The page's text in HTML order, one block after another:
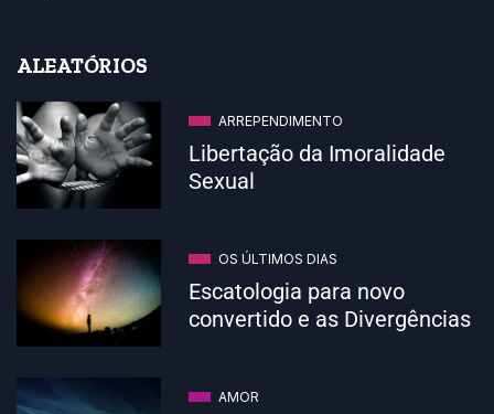
ALEATÓRIOS
ARREPENDIMENTO
Libertação da Imoralidade
Sexual
OS ÚLTIMOS DIAS
Escatologia para novo
convertido e as Divergências
AMOR